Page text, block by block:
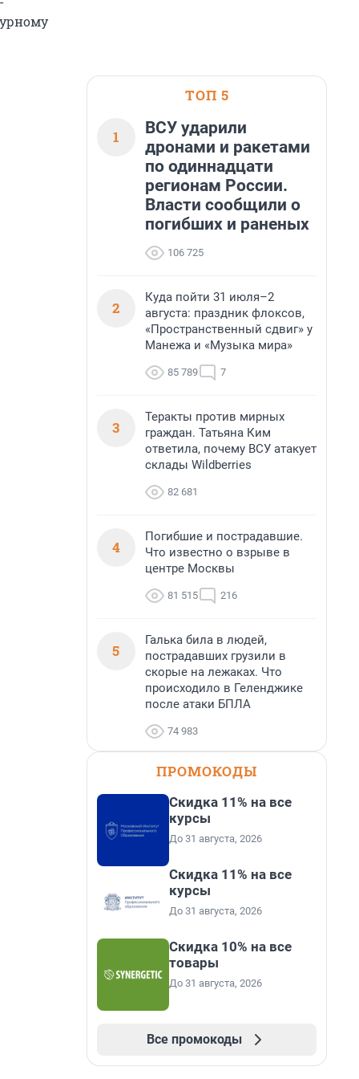
ТОП 5
1
ВСУ ударили
дронами и ракетами
по одиннадцати
регионам России.
Власти сообщили о
погибших и раненых
106 725
2
Куда пойти 31 июля–2
августа: праздник флоксов,
«Пространственный сдвиг» у
Манежа и «Музыка мира»
85 789 7
3
Теракты против мирных
граждан. Татьяна Ким
ответила, почему ВСУ атакует
склады Wildberries
82 681
4
Погибшие и пострадавшие.
Что известно о взрыве в
центре Москвы
81 515 216
5
Галька била в людей,
пострадавших грузили в
скорые на лежаках. Что
происходило в Геленджике
после атаки БПЛА
74 983
ПРОМОКОДЫ
Скидка 11% на все
курсы
До 31 августа, 2026
Скидка 11% на все
курсы
До 31 августа, 2026
Скидка 10% на все
товары
До 31 августа, 2026
Все промокоды